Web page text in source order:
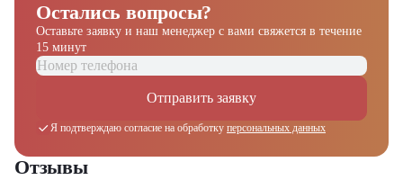
Остались вопросы?
Оставьте заявку и наш менеджер с вами свяжется в течение
15 минут
Отправить заявку
Я подтверждаю согласие на обработку персональных данных
Отзывы